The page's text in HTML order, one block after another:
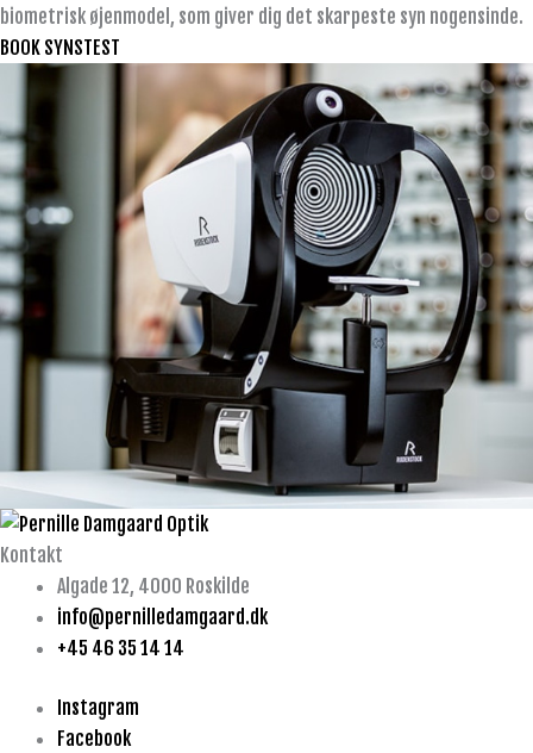
biometrisk øjenmodel, som giver dig det skarpeste syn nogensinde.
BOOK SYNSTEST
Kontakt
Algade 12, 4000 Roskilde
info@pernilledamgaard.dk
+45 46 35 14 14
Instagram
Facebook